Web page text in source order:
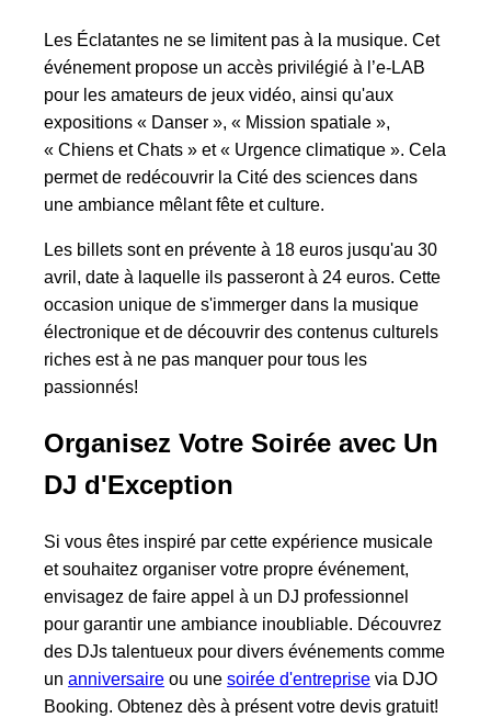
Les Éclatantes ne se limitent pas à la musique. Cet
événement propose un accès privilégié à l’e-LAB
pour les amateurs de jeux vidéo, ainsi qu'aux
expositions « Danser », « Mission spatiale »,
« Chiens et Chats » et « Urgence climatique ». Cela
permet de redécouvrir la Cité des sciences dans
une ambiance mêlant fête et culture.
Les billets sont en prévente à 18 euros jusqu'au 30
avril, date à laquelle ils passeront à 24 euros. Cette
occasion unique de s'immerger dans la musique
électronique et de découvrir des contenus culturels
riches est à ne pas manquer pour tous les
passionnés!
Organisez Votre Soirée avec Un
DJ d'Exception
Si vous êtes inspiré par cette expérience musicale
et souhaitez organiser votre propre événement,
envisagez de faire appel à un DJ professionnel
pour garantir une ambiance inoubliable. Découvrez
des DJs talentueux pour divers événements comme
un anniversaire ou une soirée d'entreprise via DJO
Booking. Obtenez dès à présent votre devis gratuit!